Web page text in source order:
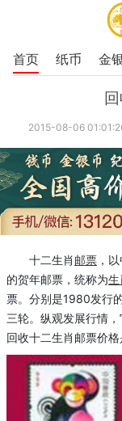
首页 纸币 金
2015-08-06
十二生肖邮票 ，
的贺年邮票，统称为生
票。分别是1980发行
三轮。纵观发展行情
回收十二生肖邮票价格